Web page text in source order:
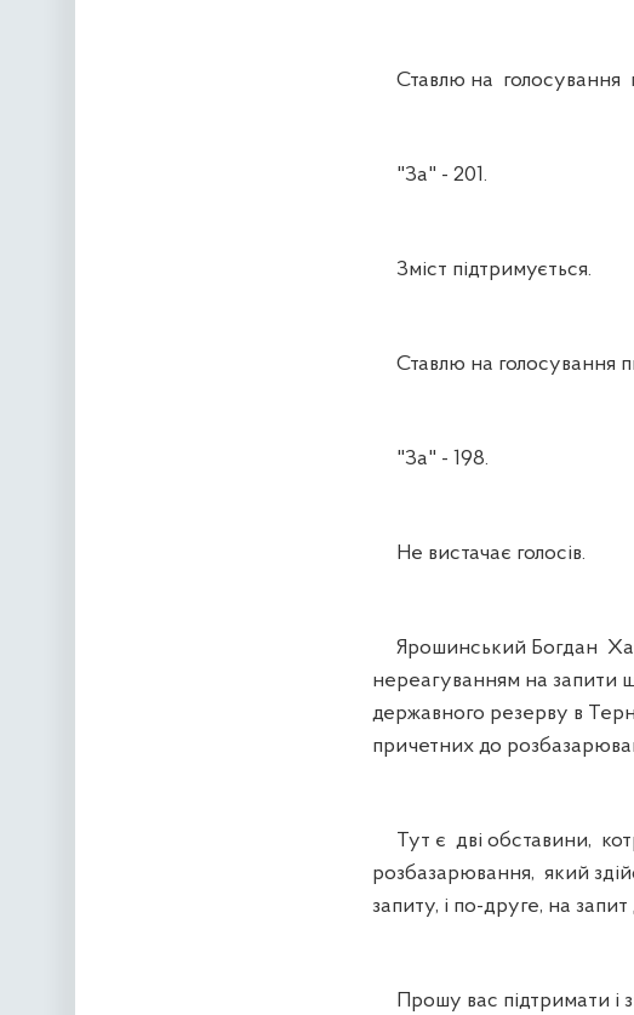
Ставлю на голосування
"За" - 201.
Зміст підтримується.
Ставлю на голосування
"За" - 198.
Не вистачає голосів.
Ярошинський Богдан
нереагуванням на запити
державного резерву в
причетних до
Тут є дві обставини,
розбазарювання, який
запиту, і по-друге, на
Прошу вас підтримати і